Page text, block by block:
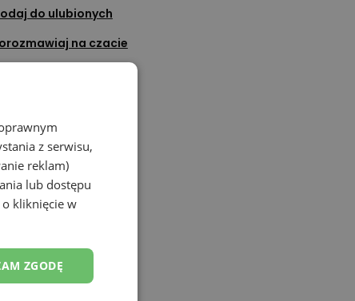
do ulubionych
na czacie
z serwisu,
reklam)
lub dostępu
kliknięcie w
ZGODĘ